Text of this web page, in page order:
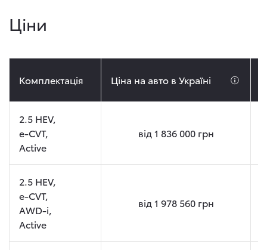
Ціни
Комплектація Ціна на авто в Україні
2.5 HEV,
e-CVT,
Active
від 1 836 000грн
2.5 HEV,
e-CVT,
AWD-i,
Active
від 1 978 560грн